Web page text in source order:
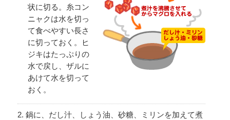
状に切る。糸コン
ニャクは水を切っ
て食べやすい長さ
に切っておく。ヒ
ジキはたっぷりの
水で戻し、ザルに
あけて水を切って
おく。
鍋に、だし汁、しょう油、砂糖、ミリンを加えて煮